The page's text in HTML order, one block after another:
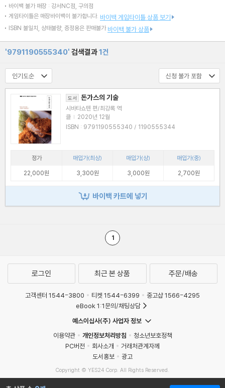
바이백 불가 매장 : 강서NC점, 구의점
게임타이틀은 매장바이백이 불가합니다. 바이백 게임타이틀 상품 보기
ISBN 불일치, 상태불량, 증정용은 판매불가 바이백 불가 상품
'9791190555340' 검색결과1건
도서 돈가스의 기술
시바타쇼텐 편/최강록 역
클 | 2020년 12월
ISBN : 9791190555340 / 1190555344
정가 매입가(최상) 매입가(상)
매입가(중)
22,000원
3,300원 3,000원 2,700원
바이백 카트에 넣기
1
로그인 최근 본 상품 주문/배송
고객센터 1544-3800 티켓 1544-6399
중고샵 1566-4295
eBook 1:1문의/채팅상담
예스이십사(주) 사업자 정보
이용약관
개인정보처리방침
청소년보호정책
PC버전
회사소개
거래처관계자께
도서홍보
광고
Copyright © YES24 Corp. All Rights Reserved.
MATOM3